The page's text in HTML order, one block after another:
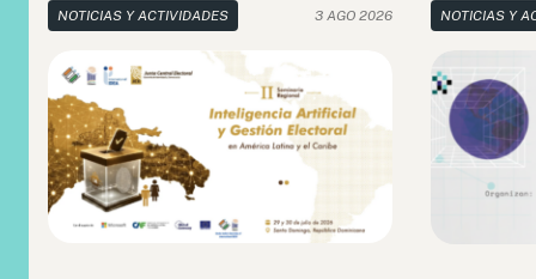
NOTICIAS Y ACTIVIDADES 3 AGO 2026 NOTICIAS Y